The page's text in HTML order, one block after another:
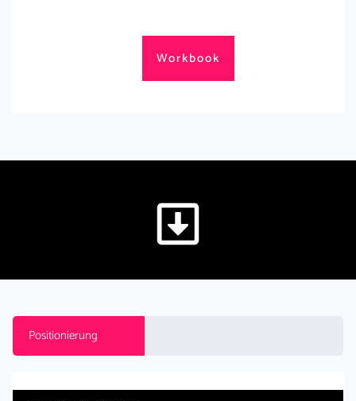
Workbook
Positionierung